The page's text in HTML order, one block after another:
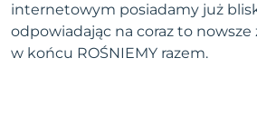
internetowym posiadamy już
odpowiadając na coraz to
w końcu ROŚNIEMY razem.